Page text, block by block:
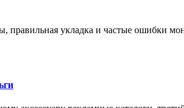
правильная укладка и частые ошибки